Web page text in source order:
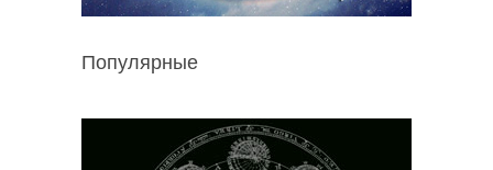
Популярные